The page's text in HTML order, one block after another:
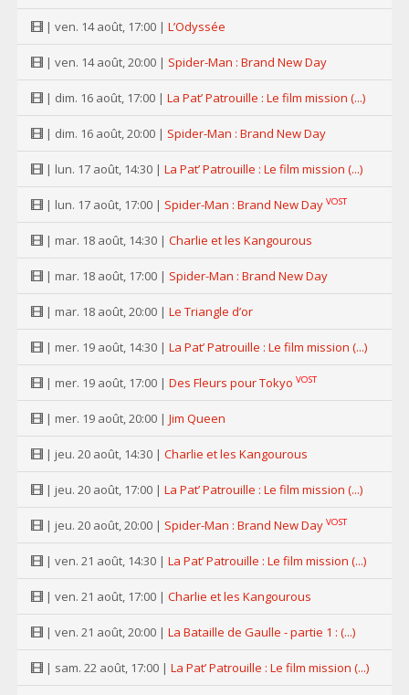
| ven. 14 août, 17:00 | L’Odyssée
| ven. 14 août, 20:00 | Spider-Man : Brand New Day
| dim. 16 août, 17:00 | La Pat’ Patrouille : Le film mission (...)
| dim. 16 août, 20:00 | Spider-Man : Brand New Day
| lun. 17 août, 14:30 | La Pat’ Patrouille : Le film mission (...)
| lun. 17 août, 17:00 | Spider-Man : Brand New Day VOST
| mar. 18 août, 14:30 | Charlie et les Kangourous
| mar. 18 août, 17:00 | Spider-Man : Brand New Day
| mar. 18 août, 20:00 | Le Triangle d’or
| mer. 19 août, 14:30 | La Pat’ Patrouille : Le film mission (...)
| mer. 19 août, 17:00 | Des Fleurs pour Tokyo VOST
| mer. 19 août, 20:00 | Jim Queen
| jeu. 20 août, 14:30 | Charlie et les Kangourous
| jeu. 20 août, 17:00 | La Pat’ Patrouille : Le film mission (...)
| jeu. 20 août, 20:00 | Spider-Man : Brand New Day VOST
| ven. 21 août, 14:30 | La Pat’ Patrouille : Le film mission (...)
| ven. 21 août, 17:00 | Charlie et les Kangourous
| ven. 21 août, 20:00 | La Bataille de Gaulle - partie 1 : (...)
| sam. 22 août, 17:00 | La Pat’ Patrouille : Le film mission (...)